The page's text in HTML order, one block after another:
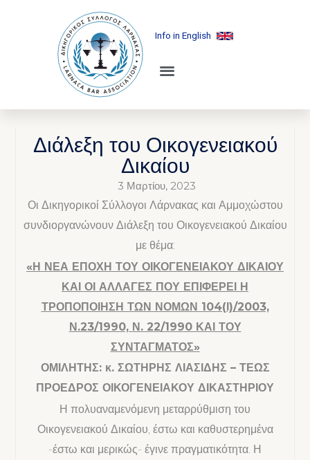
Info in English
Διάλεξη του Οικογενειακού
Δικαίου
3 Μαρτίου, 2023
Οι Δικηγορικοί Σύλλογοι Λάρνακας και Αμμοχώστου
συνδιοργανώνουν Διάλεξη του Οικογενειακού Δικαίου
με θέμα:
«Η ΝΕΑ ΕΠΟΧΗ ΤΟΥ ΟΙΚΟΓΕΝΕΙΑΚΟΥ ΔΙΚΑΙΟΥ
ΚΑΙ ΟΙ ΑΛΛΑΓΕΣ ΠΟΥ ΕΠΙΦΕΡΕΙ Η
ΤΡΟΠΟΠΟΙΗΣΗ ΤΩΝ ΝΟΜΩΝ 104(Ι)/2003,
Ν.23/1990, Ν. 22/1990 ΚΑΙ ΤΟΥ
ΣΥΝΤΑΓΜΑΤΟΣ»
ΟΜΙΛΗΤΗΣ: κ. ΣΩΤΗΡΗΣ ΛΙΑΣΙΔΗΣ – ΤΕΩΣ
ΠΡΟΕΔΡΟΣ ΟΙΚΟΓΕΝΕΙΑΚΟΥ ΔΙΚΑΣΤΗΡΙΟΥ
Η πολυαναμενόμενη μεταρρύθμιση του
Οικογενειακού Δικαίου, έστω και καθυστερημένα
-έστω και μερικώς- έγινε πραγματικότητα. Η